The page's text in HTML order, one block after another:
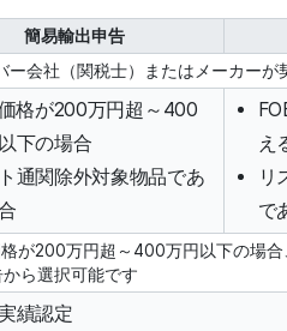
簡易輸出申告
会社（関税士）またはメーカーが
格が200万円超～400
下の場合
通関除外対象物品であ
え
リ
で
が200万円超～400万円以下の場
ら選択可能です
績認定